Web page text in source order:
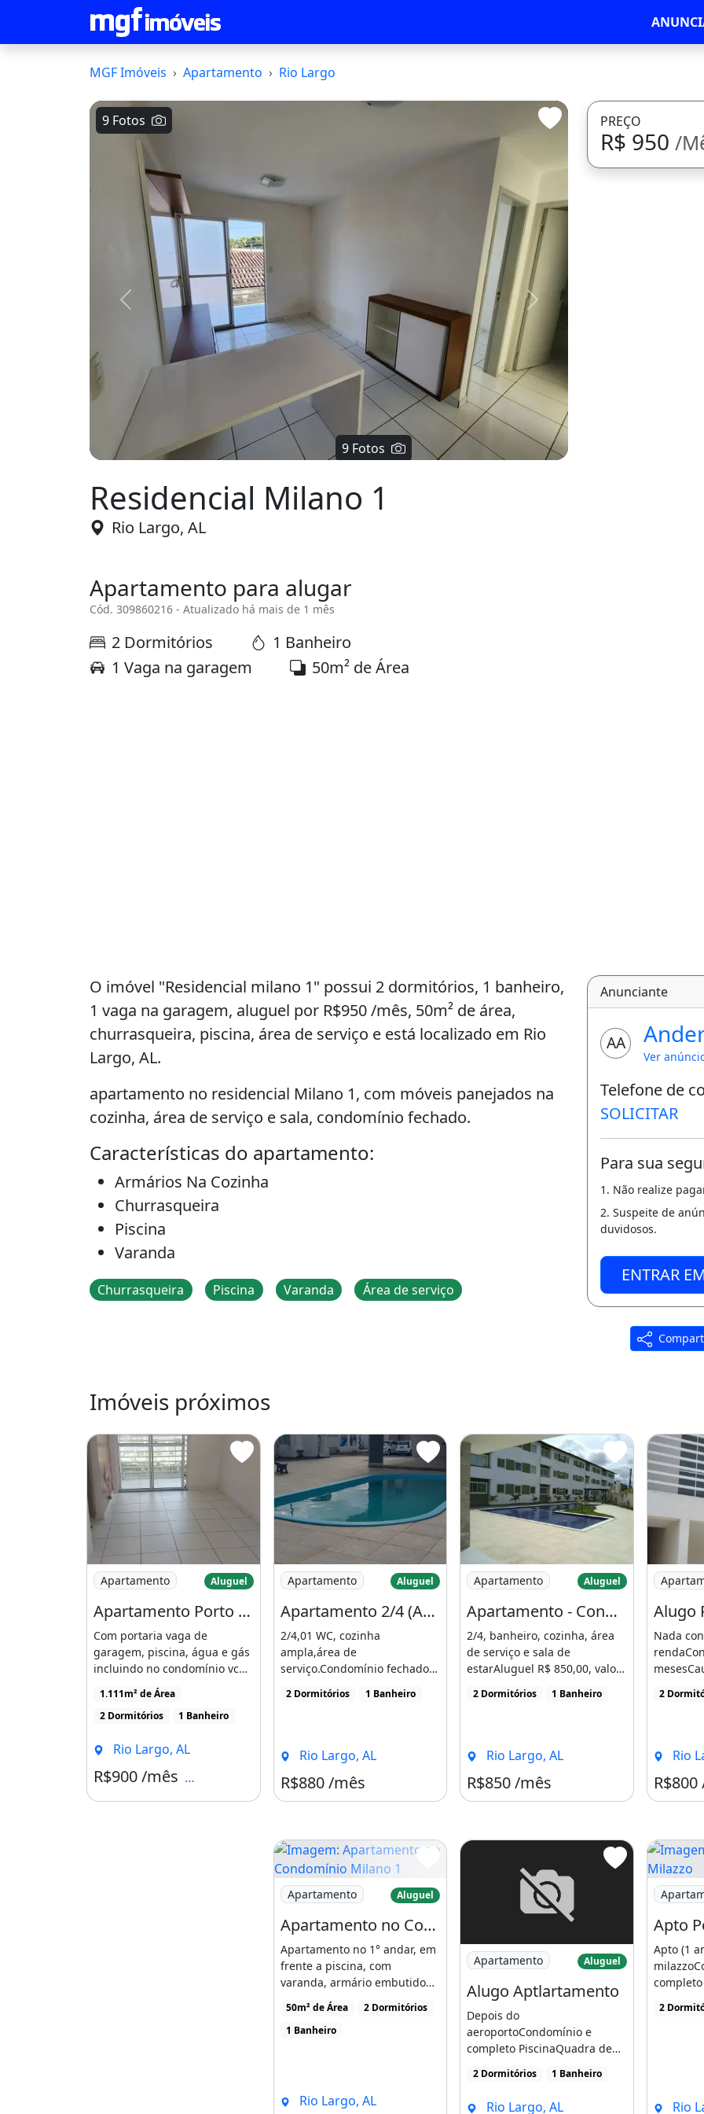
MGF Imóveis Apartamento Rio Largo
9 Fotos
9 Fotos
Voltar Avançar
Residencial Milano 1
Rio Largo, AL
Apartamento para alugar
Cód. 309860216 - Atualizado há mais de 1 mês
2 Dormitórios
1 Banheiro
1 Vaga na garagem
50m² de Área
PREÇO
R$ 950/
O imóvel "Residencial milano 1" possui 2 dormitórios, 1 banheiro,
1 vaga na garagem, aluguel por R$950 /mês, 50m² de área,
churrasqueira, piscina, área de serviço e está localizado em Rio
Largo, AL.
apartamento no residencial Milano 1, com móveis panejados na
cozinha, área de serviço e sala, condomínio fechado.
Características do apartamento:
Armários Na Cozinha
Churrasqueira
Piscina
Varanda
Churrasqueira Piscina Varanda Área de serviço
Anunciante
AA
Ver
Telefone de
SOLICITAR
Para sua
1. Não realize
2. Suspeite de
duvidosos.
ENTRAR
Imóveis próximos
Imagem: Apartamento Porto Milazo 900 Reais
Apartamento Aluguel
Apartamento Porto Milazo 900 Reais
Com portaria vaga de
garagem, piscina, água e gás
incluindo no condomínio vc
só paga o aluguel [...]
1.111m² de Área
2 Dormitórios
1 Banheiro
Rio Largo, AL
R$900 /mês Condomínio R$11.111.111
Imagem: Apartamento 2/4 (Aeroporto
Apartamento Aluguel
Apartamento 2/4 (Aeroporto
2/4,01 WC, cozinha
ampla,área de
serviço.Condomínio fechado,
segurança [...]
2 Dormitórios 1 Banheiro
Rio Largo, AL
R$880 /mês
Imagem: Apartamento - Condomínio
Apartamento Aluguel
Apartamento - Condomínio Safira - Rio Largo
2/4, banheiro, cozinha, área
de serviço e sala de
estarAluguel R$ 850,00, valor
condomínio.WhatsApp/Contat
2 Dormitórios 1 Banheiro
Rio Largo, AL
R$850 /mês
Alugo
Nada
[...]
2
Rio
Imagem: Apartamento no Condomínio Milano 1
Apartamento Aluguel
Apartamento no Condomínio Milano 1
Apartamento no 1° andar, em
frente a piscina, com
varanda, armário embutido
na cozinha e no
banheiro.Ambiente [...]
50m² de Área
2 Dormitórios
1 Banheiro
Rio Largo, AL
Imagem: Alugo Aptlartamento
Apartamento Aluguel
Alugo Aptlartamento
Depois do
aeroportoCondomínio e
completo PiscinaQuadra de
jogosSalão d festaPortaria [...]
2 Dormitórios 1 Banheiro
Rio Largo, AL
Apto
Apto (1
2
Rio